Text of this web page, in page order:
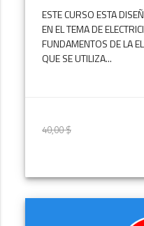
ESTE CURSO ESTA
EN EL TEMA DE
FUNDAMENTOS DE LA
QUE SE UTILIZA...
40,00 $